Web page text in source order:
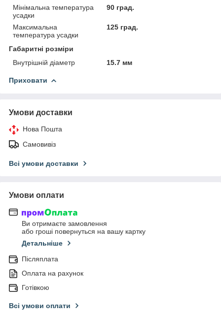
Мінімальна температура
усадки
90 град.
Максимальна
температура усадки
125 град.
Габаритні розміри
Внутрішній діаметр
15.7 мм
Приховати
Умови доставки
Нова Пошта
Самовивіз
Всі умови доставки
Умови оплати
Ви отримаєте замовлення
або гроші повернуться на вашу картку
Детальніше
Післяплата
Оплата на рахунок
Готівкою
Всі умови оплати